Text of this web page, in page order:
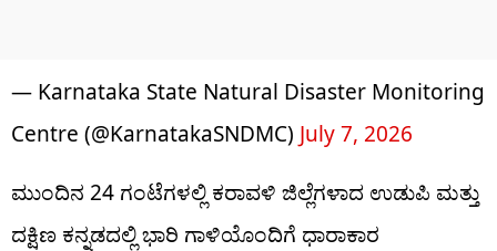
— Karnataka State Natural Disaster Monitoring
Centre (@KarnatakaSNDMC) July 7, 2026
ಮುಂದಿನ 24 ಗಂಟೆಗಳಲ್ಲಿ ಕರಾವಳಿ ಜಿಲ್ಲೆಗಳಾದ ಉಡುಪಿ ಮತ್ತು
ದಕ್ಷಿಣ ಕನ್ನಡದಲ್ಲಿ ಭಾರಿ ಗಾಳಿಯೊಂದಿಗೆ ಧಾರಾಕಾರ